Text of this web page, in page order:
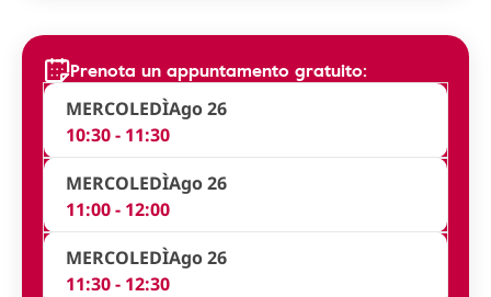
Prenota un appuntamento gratuito:
MERCOLEDÌAgo 26
10:30 - 11:30
MERCOLEDÌAgo 26
11:00 - 12:00
MERCOLEDÌAgo 26
11:30 - 12:30